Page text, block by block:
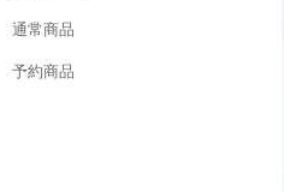
通常商品
予約商品